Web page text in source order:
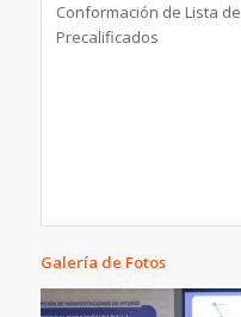
Conformación de Lista de
Precalificados
Galería de Fotos